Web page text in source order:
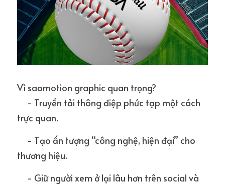
Vì saomotion graphic quan trọng?
trực quan.
thương hiệu.